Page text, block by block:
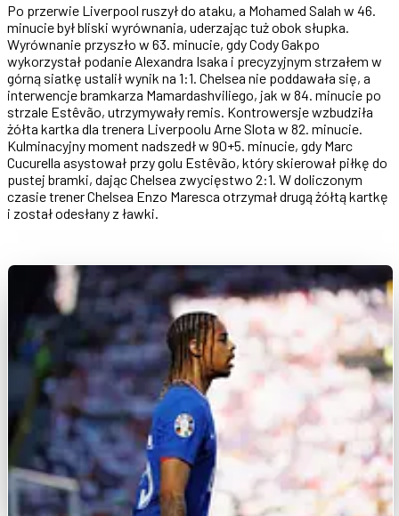
Po przerwie Liverpool ruszył do ataku, a Mohamed Salah w 46.
minucie był bliski wyrównania, uderzając tuż obok słupka.
Wyrównanie przyszło w 63. minucie, gdy Cody Gakpo
wykorzystał podanie Alexandra Isaka i precyzyjnym strzałem w
górną siatkę ustalił wynik na 1:1. Chelsea nie poddawała się, a
interwencje bramkarza Mamardashviliego, jak w 84. minucie po
strzale Estêvão, utrzymywały remis. Kontrowersje wzbudziła
żółta kartka dla trenera Liverpoolu Arne Slota w 82. minucie.
Kulminacyjny moment nadszedł w 90+5. minucie, gdy Marc
Cucurella asystował przy golu Estêvão, który skierował piłkę do
pustej bramki, dając Chelsea zwycięstwo 2:1. W doliczonym
czasie trener Chelsea Enzo Maresca otrzymał drugą żółtą kartkę
i został odesłany z ławki.